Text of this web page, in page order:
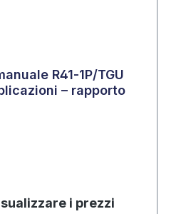
R41‑1P/TGU
– rapporto
i prezzi